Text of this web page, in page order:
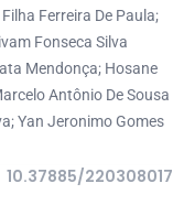
Ferreira De Paula;
Fonseca Silva
Mendonça; Hosane
Antônio De Sousa
Yan Jeronimo Gomes
10.37885/220308017